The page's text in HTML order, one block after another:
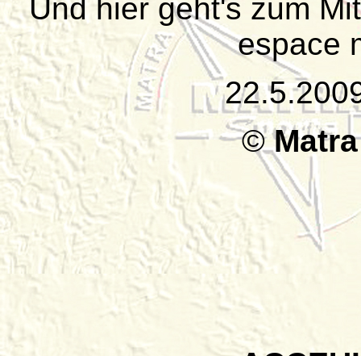
Und hier geht's zum
espace
©